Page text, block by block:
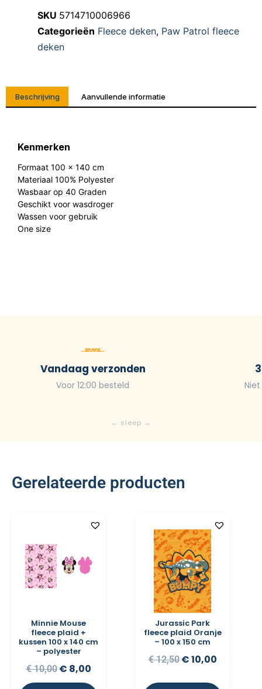
SKU 5714710006966
Categorieën Fleece deken, Paw Patrol fleece
deken
Beschrijving Aanvullende informatie
Kenmerken
Formaat 100 x 140 cm
Materiaal 100% Polyester
Wasbaar op 40 Graden
Geschikt voor wasdroger
Wassen voor gebruik
One size
Vandaag verzonden
Voor 12:00 besteld
Gerelateerde producten
Minnie Mouse
fleece plaid +
kussen 100 x 140 cm
– polyester
€10,00 € 8,00
Jurassic Park
fleece plaid Oranje
– 100 x 150 cm
€12,50 €10,00